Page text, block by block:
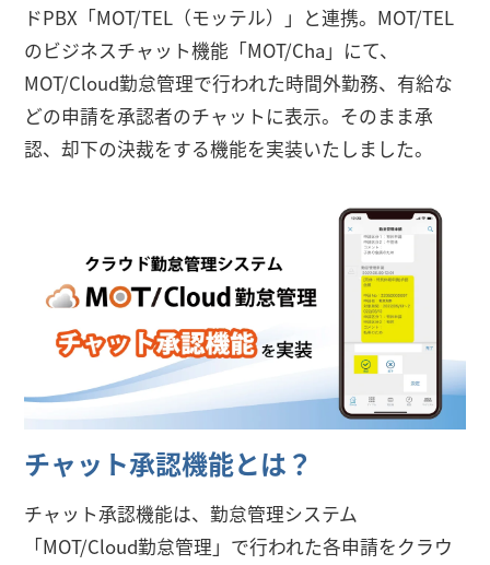
ドPBX「MOT/TEL（モッテル）」と連携。MOT/TEL
のビジネスチャット機能「MOT/Cha」にて、
MOT/Cloud勤怠管理で行われた時間外勤務、有給な
どの申請を承認者のチャットに表示。そのまま承
認、却下の決裁をする機能を実装いたしました。
チャット承認機能とは？
チャット承認機能は、勤怠管理システム
「MOT/Cloud勤怠管理」で行われた各申請をクラウ